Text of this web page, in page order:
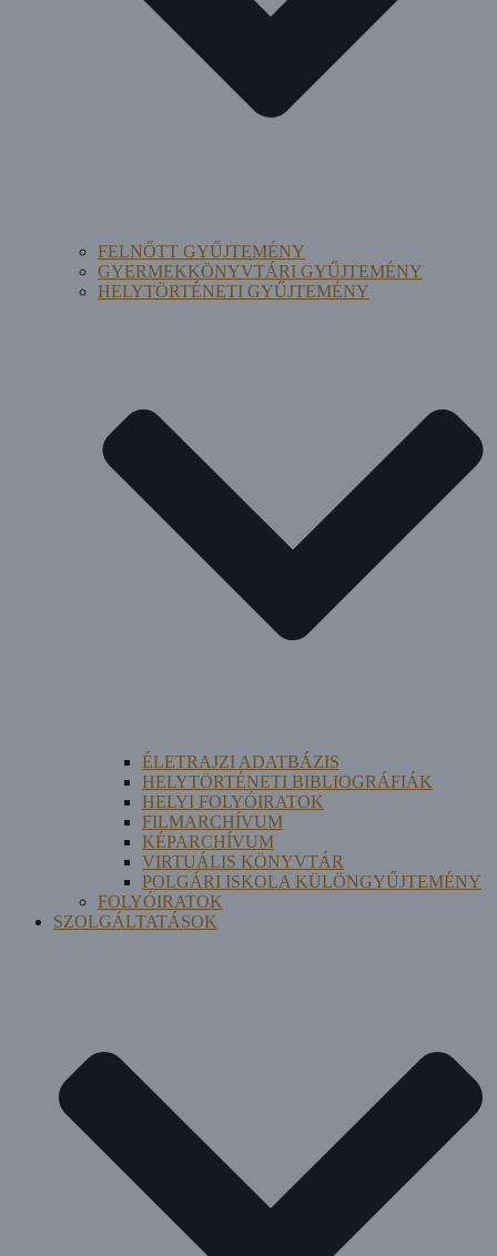
FELNŐTT GYŰJTEMÉNY
GYERMEKKÖNYVTÁRI GYŰJTEMÉNY
HELYTÖRTÉNETI GYŰJTEMÉNY
ÉLETRAJZI ADATBÁZIS
HELYTÖRTÉNETI BIBLIOGRÁFIÁK
HELYI FOLYÓIRATOK
FILMARCHÍVUM
KÉPARCHÍVUM
VIRTUÁLIS KÖNYVTÁR
POLGÁRI ISKOLA KÜLÖNGYŰJTEMÉNY
FOLYÓIRATOK
SZOLGÁLTATÁSOK